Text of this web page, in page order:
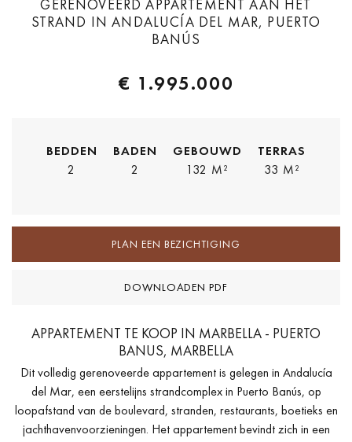
GERENOVEERD APPARTEMENT AAN HET
STRAND IN ANDALUCÍA DEL MAR, PUERTO
BANÚS
€ 1.995.000
BEDDEN
2
BADEN
2
GEBOUWD
132 M²
TERRAS
33 M²
PLAN EEN BEZICHTIGING
DOWNLOADEN PDF
APPARTEMENT TE KOOP IN MARBELLA - PUERTO
BANUS, MARBELLA
Dit volledig gerenoveerde appartement is gelegen in Andalucía
del Mar, een eerstelijns strandcomplex in Puerto Banús, op
loopafstand van de boulevard, stranden, restaurants, boetieks en
jachthavenvoorzieningen. Het appartement bevindt zich in een